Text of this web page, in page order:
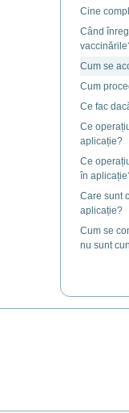
Cine
Când
Cum se
Cum
Ce fac
Ce
aplicație?
Ce
în
Care sunt
aplicație?
Cum se
nu sunt